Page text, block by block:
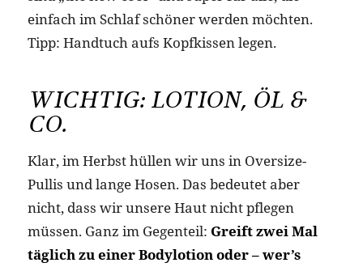
einfach im Schlaf schöner werden möchten.
Tipp: Handtuch aufs Kopfkissen legen.
WICHTIG: LOTION, ÖL &
CO.
Klar, im Herbst hüllen wir uns in Oversize-
Pullis und lange Hosen. Das bedeutet aber
nicht, dass wir unsere Haut nicht pflegen
müssen. Ganz im Gegenteil: Greift zwei Mal
täglich zu einer Bodylotion oder – wer’s